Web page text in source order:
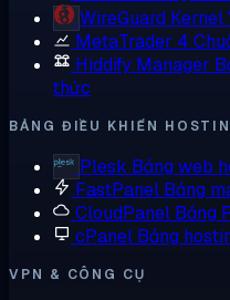
WireGuard Kernel
MetaTrader 4
Hiddify Manager
thức
BẢNG ĐIỀU KHIỂN
Plesk Bảng web
FastPanel Bảng
CloudPanel Bảng
cPanel Bảng
VPN & CÔNG CỤ